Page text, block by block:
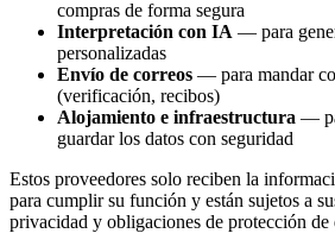
compras de forma segura
Interpretación con IA — para
personalizadas
Envío de correos — para mandar
(verificación, recibos)
Alojamiento e infraestructura —
guardar los datos con seguridad
Estos proveedores solo reciben la
para cumplir su función y están sujetos a
privacidad y obligaciones de protección de